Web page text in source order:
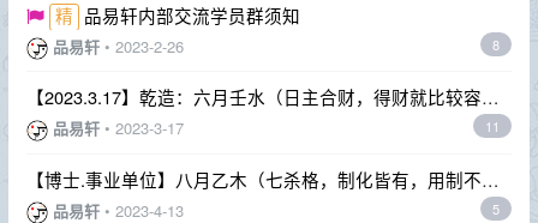
品易轩内部交流学员群须知
品易轩 • 2023-2-26 8
【2023.3.17】乾造：六月壬水（日主合财，得财就比较容
易，运年影响很大）
品易轩 • 2023-3-17 11
【博士.事业单位】八月乙木（七杀格，制化皆有，用制不用
化）品易轩 • 2023-4-13 5